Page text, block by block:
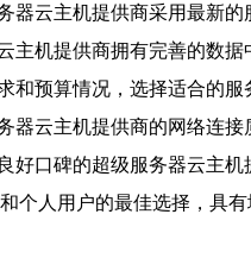
器云主机提供商采用最新
主机提供商拥有完善的数
和预算情况，选择适合的服
器云主机提供商的网络连
好口碑的超级服务器云主
个人用户的最佳选择，具